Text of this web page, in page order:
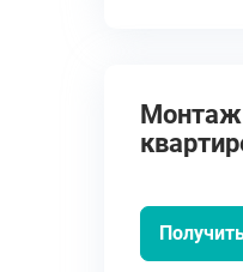
Монтаж